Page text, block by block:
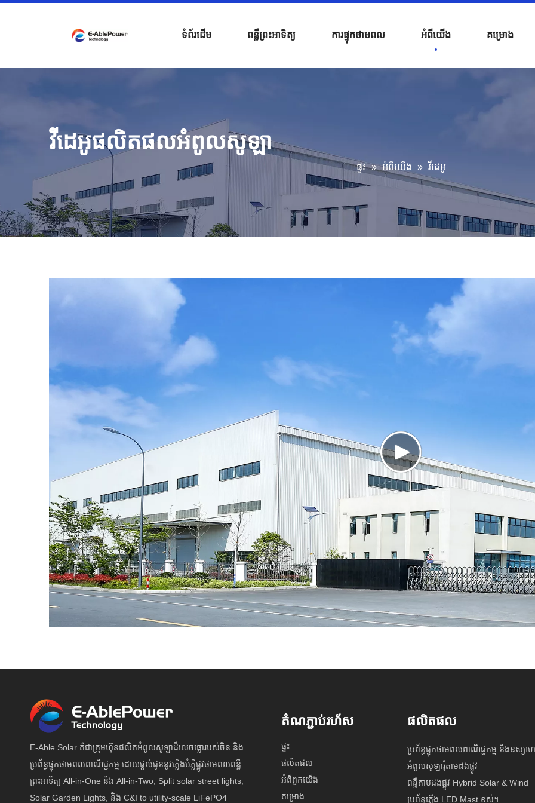
ទំព័រដើម ពន្លឺព្រះអាទិត្យ ការផ្ទុកថាមពល អំពីយើង គម្រោង
វីដេអូផលិតផលអំពូលសូឡា
ផ្ទះ » អំពីយើង » វីដេអូ
E-Able Solar គឺជាក្រុមហ៊ុនផលិតអំពូលសូឡាដ៏លេចធ្លោរបស់ចិន និង
ប្រព័ន្ធផ្ទុកថាមពលពាណិជ្ជកម្ម ដោយផ្តល់ជូននូវភ្លើងបំភ្លឺផ្លូវថាមពលពន្លឺ
ព្រះអាទិត្យ All-in-One និង All-in-Two, Split solar street lights,
Solar Garden Lights, និង C&I to utility-scale LiFePO4
តំណភ្ជាប់រហ័ស
ផ្ទះ
ផលិតផល
អំពីពួកយើង
គម្រោង
ផលិតផល
ប្រព័ន្ធផ្ទុកថាមពលពាណិជ្ជកម្ម និងឧស្សាហ
អំពូលសូឡារុំតាមដងផ្លូវ
ពន្លឺតាមដងផ្លូវ Hybrid Solar & Wind
ប្រព័ន្ធភ្លើង LED Mast ខ្ពស់។